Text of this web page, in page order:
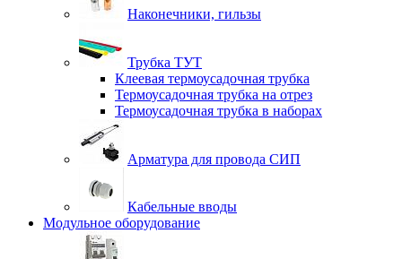
Наконечники, гильзы
Трубка ТУТ
Клеевая термоусадочная трубка
Термоусадочная трубка на отрез
Термоусадочная трубка в наборах
Арматура для провода СИП
Кабельные вводы
Модульное оборудование